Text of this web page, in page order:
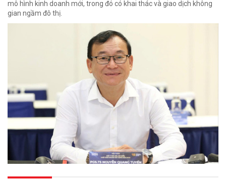
mô hình kinh doanh mới, trong đó có khai thác và giao dịch không
gian ngầm đô thị.